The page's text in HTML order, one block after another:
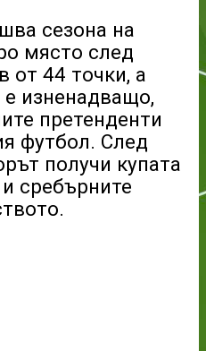
сезона на
място след
от 44 точки, а
изненадващо,
претенденти
футбол. След
получи купата
сребърните